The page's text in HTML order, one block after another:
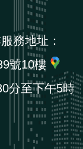
務地址：
號10樓
分至下午5時